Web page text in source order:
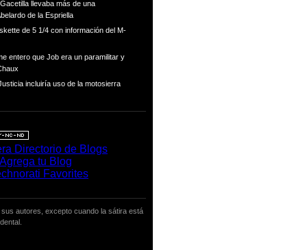
llevaba más de una
de la Espriella
de 5 1/4 con información del M-
entero que Job era un paramilitar y
incluiría uso de la motosierra
autores, excepto cuando la sátira está